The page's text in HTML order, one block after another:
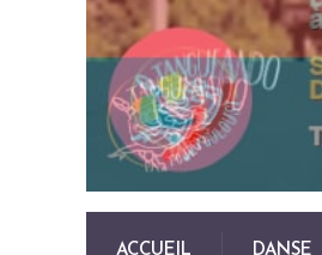
ACCUEIL DANSE